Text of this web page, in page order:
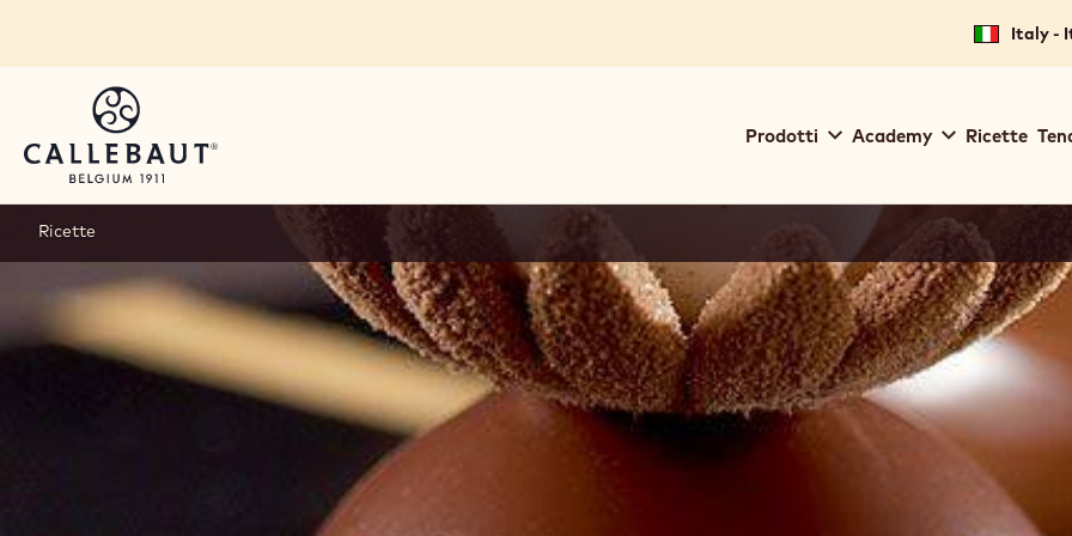
Italy -
navigation
Prodotti Academy Ricette
Ricette